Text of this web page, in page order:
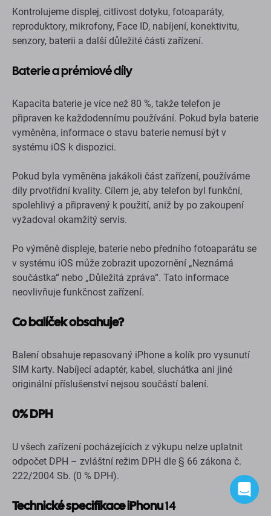
Kontrolujeme displej, citlivost dotyku, fotoaparáty,
reproduktory, mikrofony, Face ID, nabíjení, konektivitu,
senzory, baterii a další důležité části zařízení.
Baterie a prémiové díly
Kapacita baterie je více než 80 %, takže telefon je
připraven ke každodennímu používání. Pokud byla baterie
vyměněna, informace o stavu baterie nemusí být v
systému iOS k dispozici.
Pokud byla vyměněna jakákoli část zařízení, používáme
díly prvotřídní kvality. Cílem je, aby telefon byl funkční,
spolehlivý a připravený k použití, aniž by po zakoupení
vyžadoval okamžitý servis.
Po výměně displeje, baterie nebo předního fotoaparátu se
v systému iOS může zobrazit upozornění „Neznámá
součástka“ nebo „Důležitá zpráva“. Tato informace
neovlivňuje funkčnost zařízení.
Co balíček obsahuje?
Balení obsahuje repasovaný iPhone a kolík pro vysunutí
SIM karty. Nabíjecí adaptér, kabel, sluchátka ani jiné
originální příslušenství nejsou součástí balení.
0% DPH
U všech zařízení pocházejících z výkupu nelze uplatnit
odpočet DPH – zvláštní režim DPH dle § 66 zákona č.
222/2004 Sb. (0 % DPH).
Technické specifikace iPhonu14